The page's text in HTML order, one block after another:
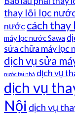
thay lõi lọc
nước cách
máy lọc nước Sawa
sửa chữa máy lọc
dịch vụ sửa
nước tại nhà dịch vụ
dịch vụ
Nội dịch vụ